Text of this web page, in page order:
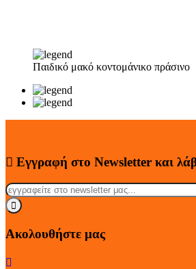
Παιδικό μακό κοντομάνικο πράσινο
Εγγραφή στο Newsletter και
Ακολουθήστε μας